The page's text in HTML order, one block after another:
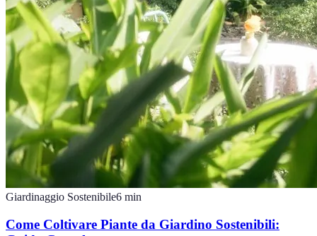
Giardinaggio Sostenibile6 min
Come Coltivare Piante da Giardino Sostenibili: